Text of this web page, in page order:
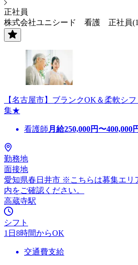
正社員
株式会社ユニシード 看護 正社員
【名古屋市】ブランクOK＆柔軟シ
集★
看護師 月給250,000円〜400,000
勤務地
面接地
愛知県春日井市 ※こちらは募集エリ
内をご確認ください。
高蔵寺駅
シフト
1日8時間からOK
交通費支給